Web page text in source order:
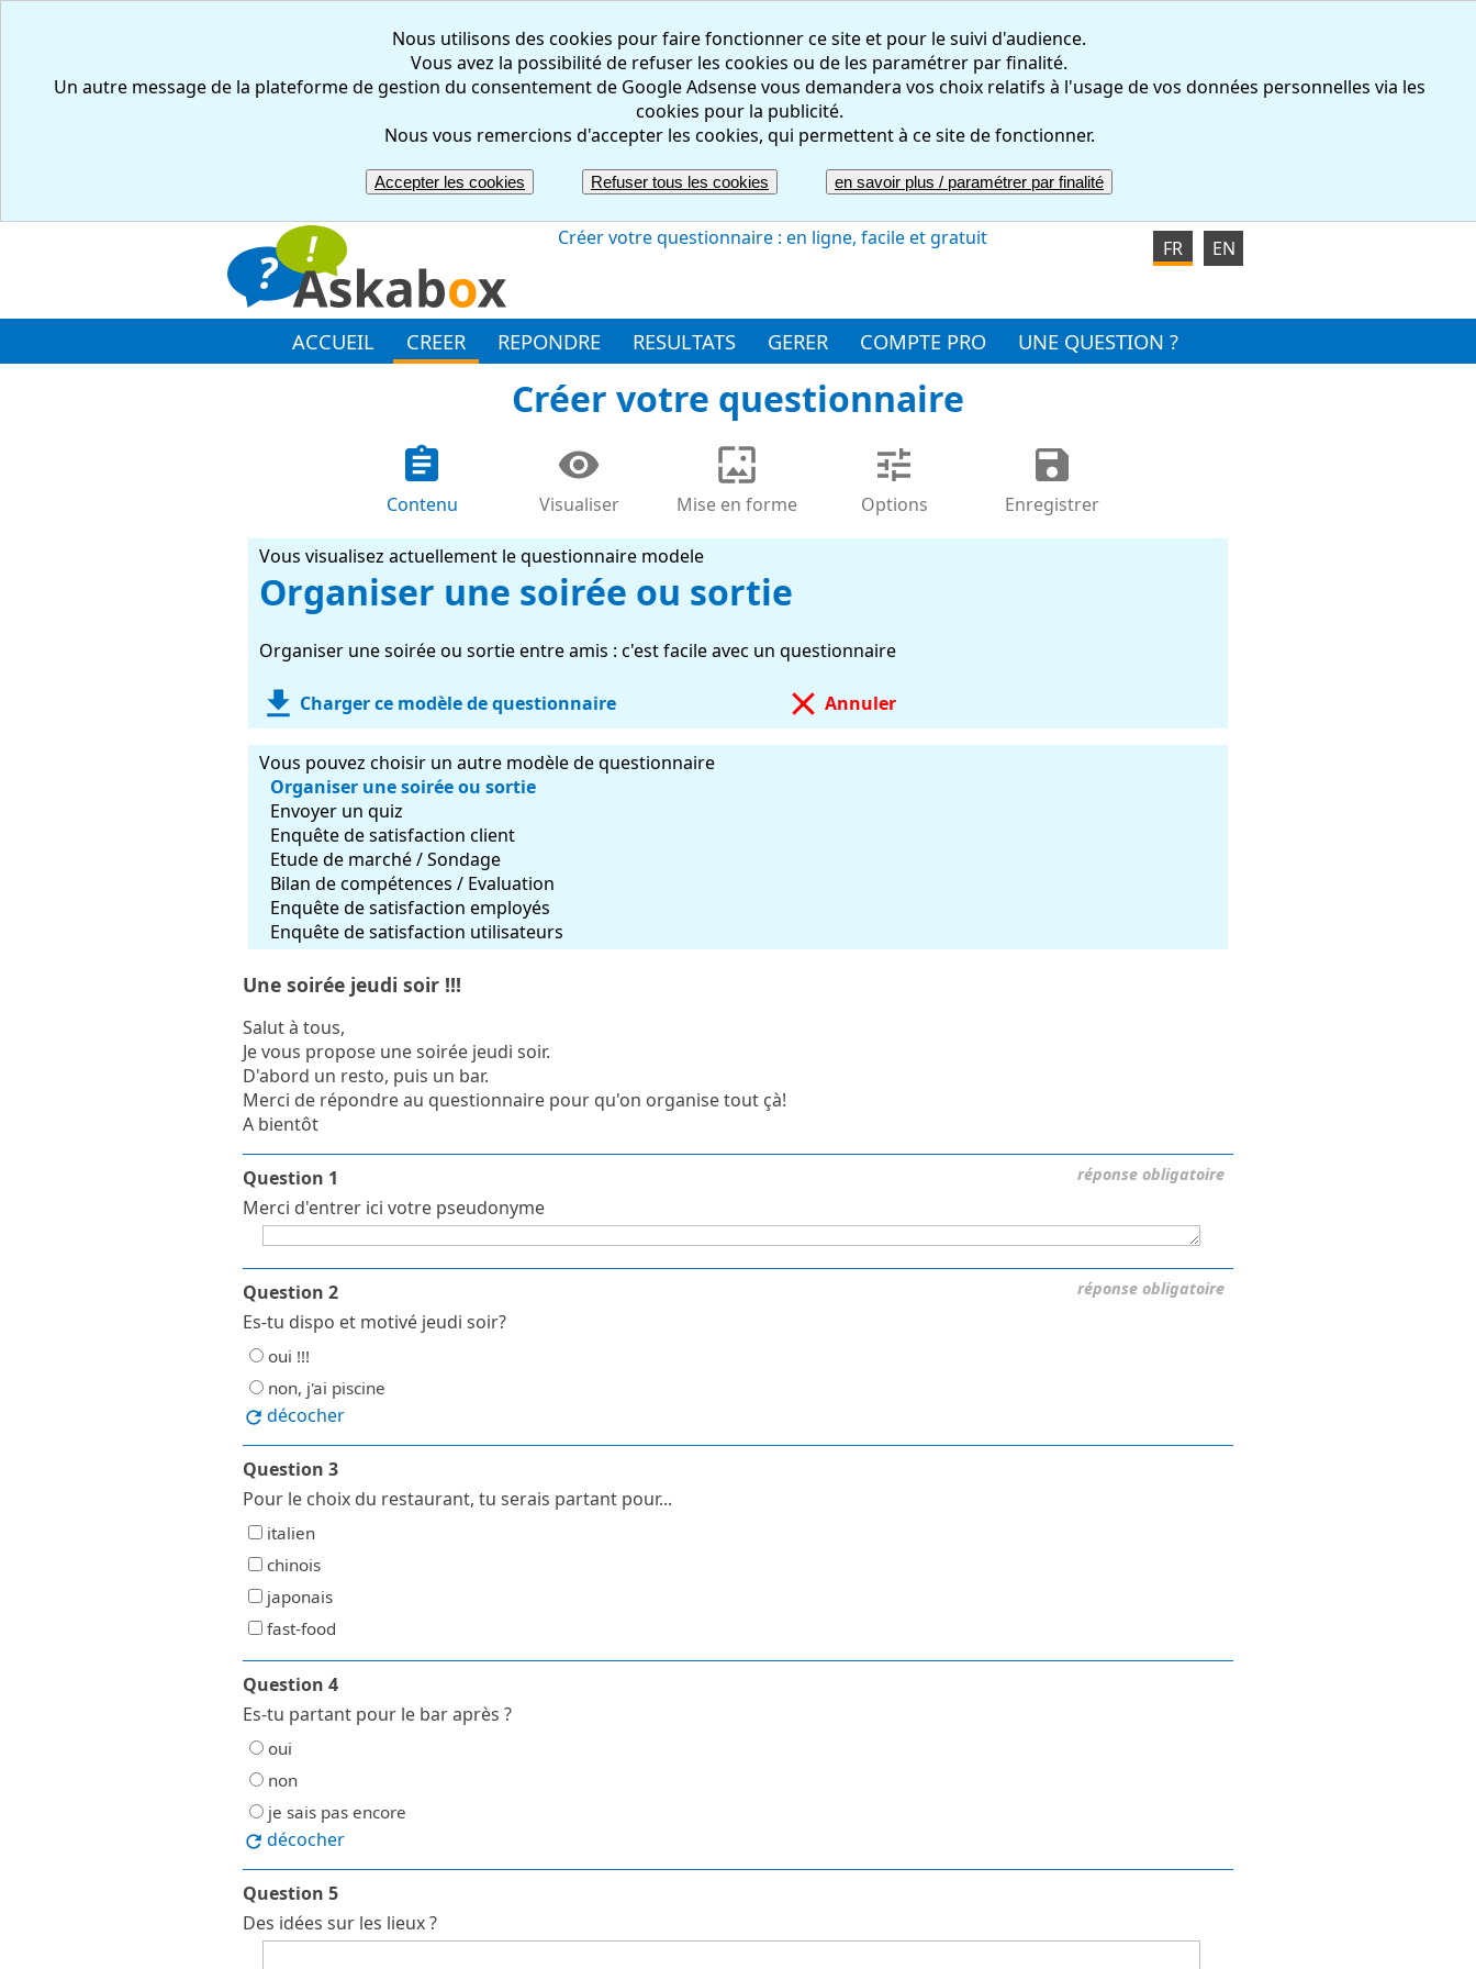
Nous utilisons des cookies pour faire fonctionner ce site et pour le suivi d'audience.
Vous avez la possibilité de refuser les cookies ou de les paramétrer par finalité.
Un autre message de la plateforme de gestion du consentement de Google Adsense vous demandera vos choix relatifs à l'usage de vos données personnelles via les
cookies pour la publicité.
Nous vous remercions d'accepter les cookies, qui permettent à ce site de fonctionner.
Accepter les cookies Refuser tous les cookies en savoir plus / paramétrer par finalité
FR EN
Créer votre questionnaire : en ligne, facile et gratuit
ACCUEIL CREER REPONDRE RESULTATS GERER COMPTE PRO UNE QUESTION ?
Créer votre questionnaire
Contenu Visualiser Mise en forme Options Enregistrer
Vous visualisez actuellement le questionnaire modele
Organiser une soirée ou sortie
Organiser une soirée ou sortie entre amis : c'est facile avec un questionnaire
Charger ce modèle de questionnaire Annuler
Vous pouvez choisir un autre modèle de questionnaire
Organiser une soirée ou sortie
Envoyer un quiz
Enquête de satisfaction client
Etude de marché / Sondage
Bilan de compétences / Evaluation
Enquête de satisfaction employés
Enquête de satisfaction utilisateurs
Une soirée jeudi soir !!!
Salut à tous,
Je vous propose une soirée jeudi soir.
D'abord un resto, puis un bar.
Merci de répondre au questionnaire pour qu'on organise tout çà!
A bientôt
réponse obligatoire
Question 1
Merci d'entrer ici votre pseudonyme
réponse obligatoire
Question 2
Es-tu dispo et motivé jeudi soir?
oui !!!
non, j'ai piscine
décocher
Question 3
Pour le choix du restaurant, tu serais partant pour...
italien
chinois
japonais
fast-food
Question 4
Es-tu partant pour le bar après ?
oui
non
je sais pas encore
décocher
Question 5
Des idées sur les lieux ?